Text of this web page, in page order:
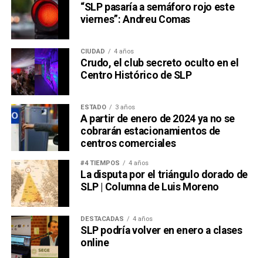
“SLP pasaría a semáforo rojo este
viernes”: Andreu Comas
CIUDAD 4 años
Crudo, el club secreto oculto en el
Centro Histórico de SLP
ESTADO 3 años
A partir de enero de 2024 ya no se
cobrarán estacionamientos de
centros comerciales
#4 TIEMPOS 4 años
La disputa por el triángulo dorado de
SLP | Columna de Luis Moreno
DESTACADAS 4 años
SLP podría volver en enero a clases
online